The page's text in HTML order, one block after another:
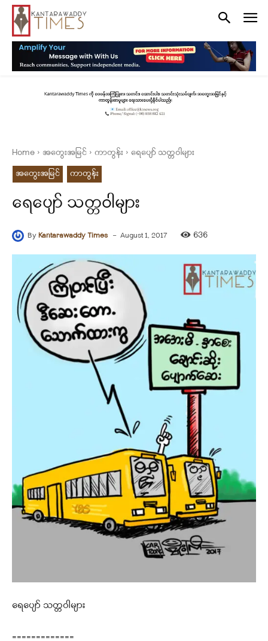
Home အတွေးအမြင် ကာတွန်း
ရေပျော် သတ္တဝါများ
အတွေးအမြင်
ကာတွန်း
ရေပျော် သတ္တဝါများ
ByKantarawaddy Times - August 1, 2017 636
ရေပျော် သတ္တဝါများ
=============